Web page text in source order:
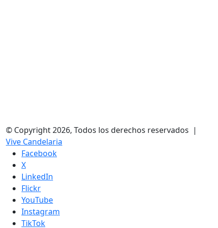
© Copyright 2026, Todos los derechos reservados |
Vive Candelaria
Facebook
X
LinkedIn
Flickr
YouTube
Instagram
TikTok